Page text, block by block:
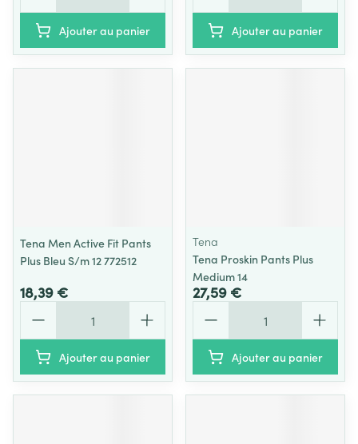
Ajouter au panier Ajouter au panier
Tena Men Active Fit Pants
Plus Bleu S/m 12 772512
18,39 €
Ajouter au panier
Tena
Tena Proskin Pants Plus
Medium 14
27,59 €
Ajouter au panier